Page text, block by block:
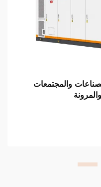
والمجتمعات